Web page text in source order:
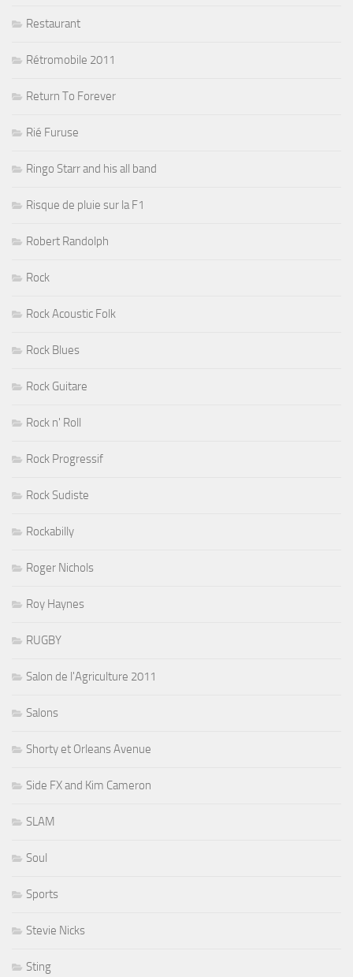
Restaurant
Rétromobile 2011
Return To Forever
Rié Furuse
Ringo Starr and his all band
Risque de pluie sur la F1
Robert Randolph
Rock
Rock Acoustic Folk
Rock Blues
Rock Guitare
Rock n' Roll
Rock Progressif
Rock Sudiste
Rockabilly
Roger Nichols
Roy Haynes
RUGBY
Salon de l'Agriculture 2011
Salons
Shorty et Orleans Avenue
Side FX and Kim Cameron
SLAM
Soul
Sports
Stevie Nicks
Sting